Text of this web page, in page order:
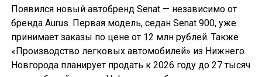
Появился новый автобренд Senat — независимо от
бренда Aurus. Первая модель, седан Senat 900, уже
принимает заказы по цене от 12 млн рублей. Также
«Производство легковых автомобилей» из Нижнего
Новгорода планирует продать к 2026 году до 27 тысяч